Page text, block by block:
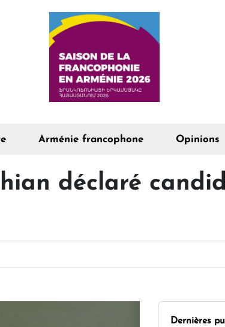
Arménie francophone Opinions
déclaré
Dernières